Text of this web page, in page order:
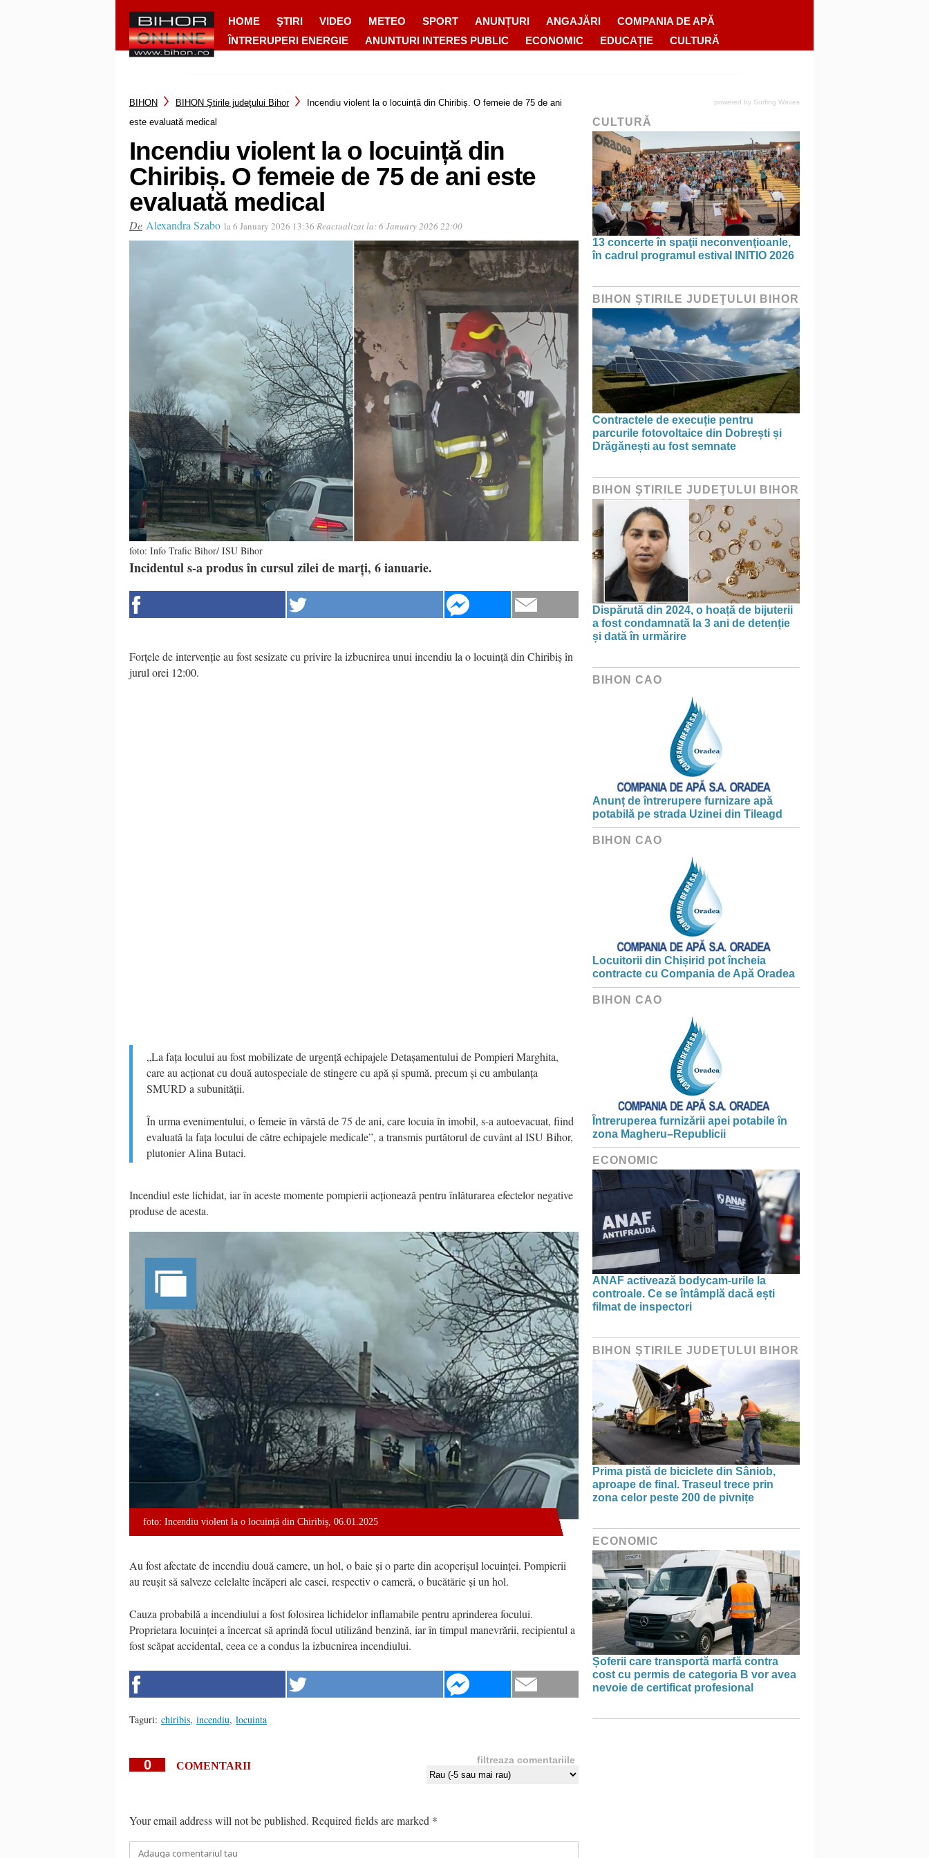
HOME ŞTIRI VIDEO METEO SPORT ANUNȚURI ANGAJĂRI
COMPANIA DE APĂ
ÎNTRERUPERI ENERGIE
ANUNTURI INTERES PUBLIC ECONOMIC EDUCAȚIE CULTURĂ
BIHON BIHON Ştirile judeţului Bihor
Incendiu violent la o locuință din Chiribiș. O femeie de 75 de ani
este evaluată medical
Incendiu violent la o locuință din
Chiribiș. O femeie de 75 de ani este
evaluată medical
De Alexandra Szabo la 6 January 2026 13:36 Reactualizat la:6 January 2026 22:00
foto: Info Trafic Bihor/ ISU Bihor
Incidentul s-a produs în cursul zilei de marți, 6 ianuarie.
Forțele de intervenție au fost sesizate cu privire la izbucnirea unui incendiu la o locuință din Chiribiș în
jurul orei 12:00.
„La fața locului au fost mobilizate de urgență echipajele Detașamentului de Pompieri Marghita,
care au acționat cu două autospeciale de stingere cu apă și spumă, precum și cu ambulanța
SMURD a subunității.
În urma evenimentului, o femeie în vârstă de 75 de ani, care locuia în imobil, s-a autoevacuat, fiind
evaluată la fața locului de către echipajele medicale”, a transmis purtătorul de cuvânt al ISU Bihor,
plutonier Alina Butaci.
Incendiul este lichidat, iar în aceste momente pompierii acționează pentru înlăturarea efectelor negative
produse de acesta.
foto: Incendiu violent la o locuință din Chiribiș, 06.01.2025
Au fost afectate de incendiu două camere, un hol, o baie și o parte din acoperișul locuinței. Pompierii
au reușit să salveze celelalte încăperi ale casei, respectiv o cameră, o bucătărie și un hol.
Cauza probabilă a incendiului a fost folosirea lichidelor inflamabile pentru aprinderea focului.
Proprietara locuinței a încercat să aprindă focul utilizând benzină, iar în timpul manevrării, recipientul a
fost scăpat accidental, ceea ce a condus la izbucnirea incendiului.
Taguri: chiribis, incendiu, locuinta
0 COMENTARII filtreaza comentariile
Your email address will not be published. Required fields are marked *
powered by Surfing Waves
CULTURĂ
13 concerte în spaţii neconvenţioanle,
în cadrul programul estival INITIO 2026
BIHON ŞTIRILE JUDEŢULUI BIHOR
Contractele de execuție pentru
parcurile fotovoltaice din Dobrești și
Drăgănești au fost semnate
BIHON ŞTIRILE JUDEŢULUI BIHOR
Dispărută din 2024, o hoață de bijuterii
a fost condamnată la 3 ani de detenție
și dată în urmărire
BIHON CAO
Anunț de întrerupere furnizare apă
potabilă pe strada Uzinei din Tileagd
BIHON CAO
Locuitorii din Chișirid pot încheia
contracte cu Compania de Apă Oradea
BIHON CAO
Întreruperea furnizării apei potabile în
zona Magheru–Republicii
ECONOMIC
ANAF activează bodycam-urile la
controale. Ce se întâmplă dacă ești
filmat de inspectori
BIHON ŞTIRILE JUDEŢULUI BIHOR
Prima pistă de biciclete din Sâniob,
aproape de final. Traseul trece prin
zona celor peste 200 de pivnițe
ECONOMIC
Șoferii care transportă marfă contra
cost cu permis de categoria B vor avea
nevoie de certificat profesional